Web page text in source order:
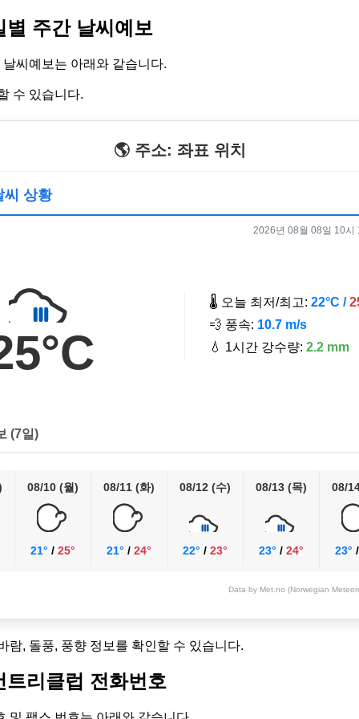
별 주간 날씨예보
씨예보는 아래와 같습니다.
수 있습니다.
🌎 주소: 좌표 위치
씨 상황
2026년 08월 08일 10시
🌡️ 오늘 최저/최고: 22°C /
💨 풍속: 10.7 m/s
💧 1시간 강수량: 2.2 mm
(7일)
08/10 (월)
21° / 25°
08/11 (화)
21° / 24°
08/12 (수)
22° / 23°
08/13 (목)
23° / 24°
08/
23°
Data by Met.no (Norwegian
람, 돌풍, 풍향 정보를 확인할 수 있습니다.
리클럽 전화번호